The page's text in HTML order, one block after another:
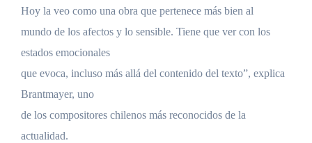
Hoy la veo como una obra que pertenece más bien al
mundo de los afectos y lo sensible. Tiene que ver con los
estados emocionales
que evoca, incluso más allá del contenido del texto”, explica
Brantmayer, uno
de los compositores chilenos más reconocidos de la
actualidad.